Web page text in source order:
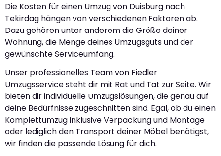
Die Kosten für einen Umzug von Duisburg nach
Tekirdag hängen von verschiedenen Faktoren ab.
Dazu gehören unter anderem die Größe deiner
Wohnung, die Menge deines Umzugsguts und der
gewünschte Serviceumfang.
Unser professionelles Team von Fiedler
Umzugsservice steht dir mit Rat und Tat zur Seite. Wir
bieten dir individuelle Umzugslösungen, die genau auf
deine Bedürfnisse zugeschnitten sind. Egal, ob du einen
Komplettumzug inklusive Verpackung und Montage
oder lediglich den Transport deiner Möbel benötigst,
wir finden die passende Lösung für dich.